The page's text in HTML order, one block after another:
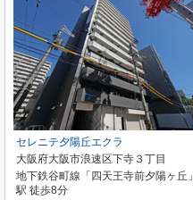
セレニテ夕陽丘エクラ
大阪府大阪市浪速区下寺３丁目
地下鉄谷町線「四天王寺前夕陽ヶ丘」
駅 徒歩8分